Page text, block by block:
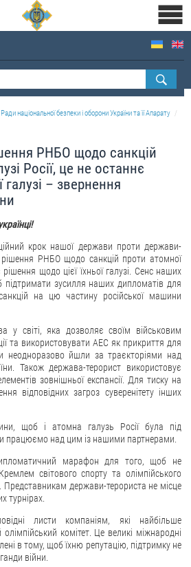
і оборони України
і оборони України
Ради національної безпеки і оборони України
національної безпеки і оборони України та її Апарату
РНБО щодо санкцій
Росії, це не останнє
– звернення
крок нашої держави проти держави-
РНБО щодо санкцій проти атомної
рішення щодо цієї їхньої галузі. Сенс наших
підтримати зусилля наших дипломатів для
на цю частину російської машини
у світі, яка дозволяє своїм військовим
та використовувати АЕС як прикриття для
неодноразово йшли за траєкторіями над
Також держава-терорист використовує
зовнішньої експансії. Для тиску на
відповідних загроз суверенітету інших
щоб і атомна галузь Росії була під
працюємо над цим із нашими партнерами.
марафон для того, щоб не
світового спорту та олімпійського
Представникам держави-терориста не місце
турнірах.
листи компаніям, які найбільше
комітет. Це великі міжнародні
в тому, щоб їхню репутацію, підтримку не
війни.